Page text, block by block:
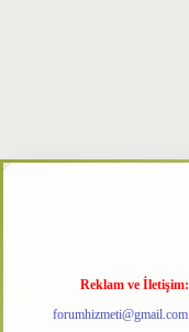
Reklam ve İletişim:
forumhizmeti@gmail.com